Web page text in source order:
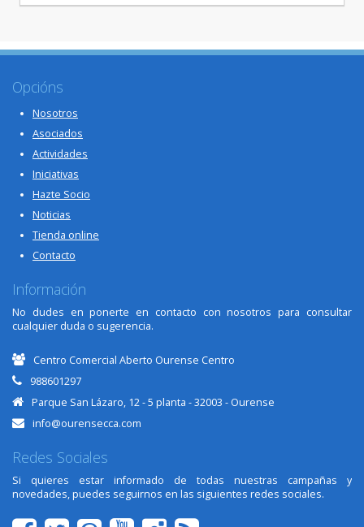
Opcións
Nosotros
Asociados
Actividades
Iniciativas
Hazte Socio
Noticias
Tienda online
Contacto
Información
No dudes en ponerte en contacto con nosotros para consultar
cualquier duda o sugerencia.
Centro Comercial Aberto Ourense Centro
988601297
Parque San Lázaro, 12 - 5 planta - 32003 - Ourense
info@ourensecca.com
Redes Sociales
Si quieres estar informado de todas nuestras campañas y
novedades, puedes seguirnos en las siguientes redes sociales.